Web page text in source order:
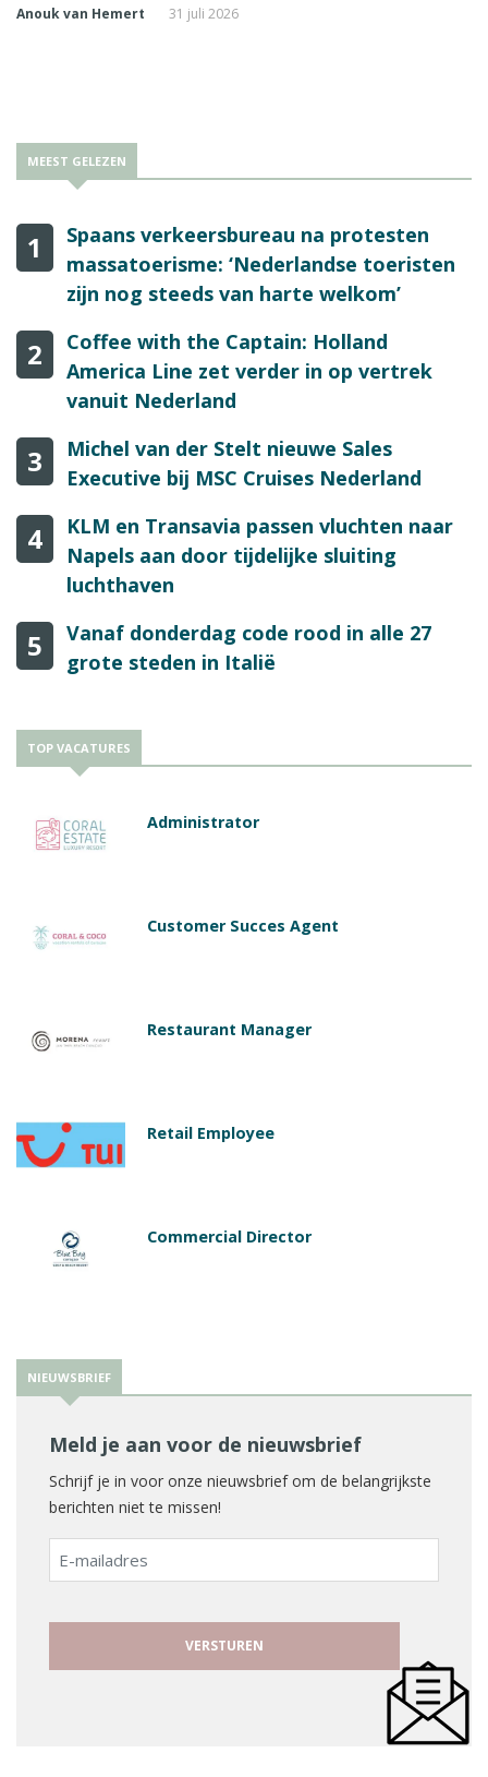
Anouk van Hemert 31 juli 2026
MEEST GELEZEN
1
Spaans verkeersbureau na protesten
massatoerisme: ‘Nederlandse toeristen
zijn nog steeds van harte welkom’
2
Coffee with the Captain: Holland
America Line zet verder in op vertrek
vanuit Nederland
3
Michel van der Stelt nieuwe Sales
Executive bij MSC Cruises Nederland
4
KLM en Transavia passen vluchten naar
Napels aan door tijdelijke sluiting
luchthaven
5
Vanaf donderdag code rood in alle 27
grote steden in Italië
TOP VACATURES
Administrator
Customer Succes Agent
Restaurant Manager
Retail Employee
Commercial Director
NIEUWSBRIEF
Meld je aan voor de nieuwsbrief
Schrijf je in voor onze nieuwsbrief om de belangrijkste
berichten niet te missen!
E-
mailadres